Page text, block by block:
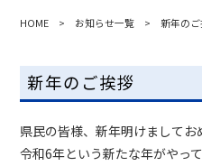
HOME > お知らせ一覧 > 新年のご
新年のご挨拶
県民の皆様、新年明けましてお
令和6年という新たな年がやっ